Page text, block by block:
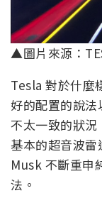
▲圖片來源：
Tesla 對於什麼
好的配置的說
不太一致的狀
基本的超音波
Musk 不斷重申
法。